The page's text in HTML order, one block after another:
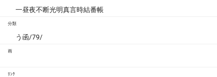
一昼夜不断光明真言時結番帳
分類
う函/79/
画
ﾘﾝｸ